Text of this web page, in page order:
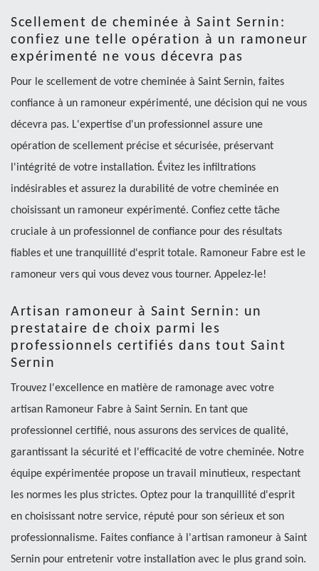
Scellement de cheminée à Saint Sernin:
confiez une telle opération à un ramoneur
expérimenté ne vous décevra pas
Pour le scellement de votre cheminée à Saint Sernin, faites
confiance à un ramoneur expérimenté, une décision qui ne vous
décevra pas. L'expertise d'un professionnel assure une
opération de scellement précise et sécurisée, préservant
l'intégrité de votre installation. Évitez les infiltrations
indésirables et assurez la durabilité de votre cheminée en
choisissant un ramoneur expérimenté. Confiez cette tâche
cruciale à un professionnel de confiance pour des résultats
fiables et une tranquillité d'esprit totale. Ramoneur Fabre est le
ramoneur vers qui vous devez vous tourner. Appelez-le!
Artisan ramoneur à Saint Sernin: un
prestataire de choix parmi les
professionnels certifiés dans tout Saint
Sernin
Trouvez l'excellence en matière de ramonage avec votre
artisan Ramoneur Fabre à Saint Sernin. En tant que
professionnel certifié, nous assurons des services de qualité,
garantissant la sécurité et l'efficacité de votre cheminée. Notre
équipe expérimentée propose un travail minutieux, respectant
les normes les plus strictes. Optez pour la tranquillité d'esprit
en choisissant notre service, réputé pour son sérieux et son
professionnalisme. Faites confiance à l'artisan ramoneur à Saint
Sernin pour entretenir votre installation avec le plus grand soin.